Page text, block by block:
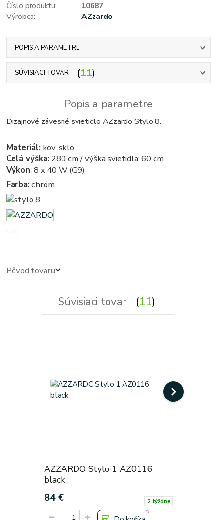
Číslo produktu:
10687
Výrobca:
AZzardo
POPIS A PARAMETRE
SÚVISIACI TOVAR 11
Popis a parametre
Dizajnové závesné svietidlo AZzardo Stylo 8.
Materiál: kov, sklo
Celá výška: 280 cm / výška svietidla: 60 cm
Výkon: 8 x 40 W (G9)
Farba: chróm
Pôvod tovaru
Súvisiaci tovar 11
AZZARDO Stylo 1 AZ0116
black
84 € 2 týždne